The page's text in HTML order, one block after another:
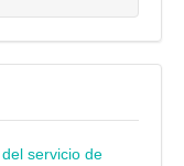
servicio de